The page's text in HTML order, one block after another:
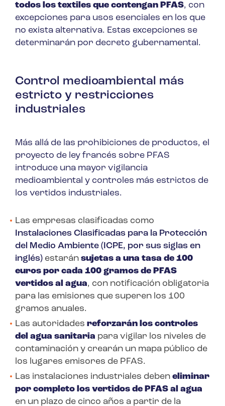
todos los textiles que contengan PFAS, con
excepciones para usos esenciales en los que
no exista alternativa. Estas excepciones se
determinarán por decreto gubernamental.
Control medioambiental más
estricto y restricciones
industriales
Más allá de las prohibiciones de productos, el
proyecto de ley francés sobre PFAS
introduce una mayor vigilancia
medioambiental y controles más estrictos de
los vertidos industriales.
Las empresas clasificadas como
Instalaciones Clasificadas para la Protección
del Medio Ambiente (ICPE, por sus siglas en
inglés) estarán sujetas a una tasa de 100
euros por cada 100 gramos de PFAS
vertidos al agua, con notificación obligatoria
para las emisiones que superen los 100
gramos anuales.
Las autoridades reforzarán los controles
del agua sanitaria para vigilar los niveles de
contaminación y crearán un mapa público de
los lugares emisores de PFAS.
Las instalaciones industriales deben eliminar
por completo los vertidos de PFAS al agua
en un plazo de cinco años a partir de la